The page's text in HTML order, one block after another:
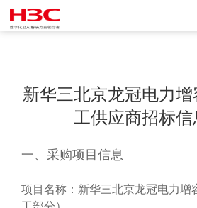
新华三北京龙冠电力
工供应商招标
一、采购项目信息
项目名称：新华三北京龙冠电力增